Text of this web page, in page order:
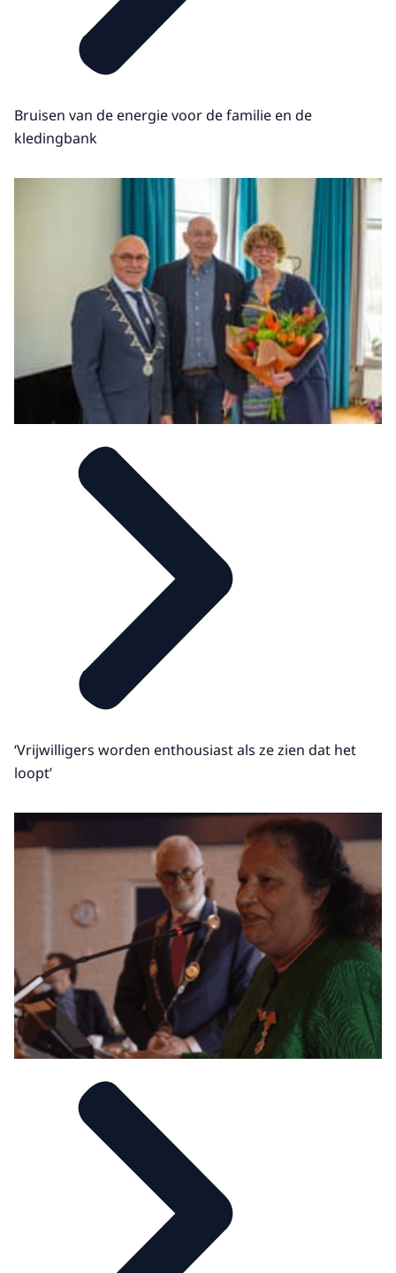
Bruisen van de energie voor de familie en de
kledingbank
‘Vrijwilligers worden enthousiast als ze zien dat het
loopt’